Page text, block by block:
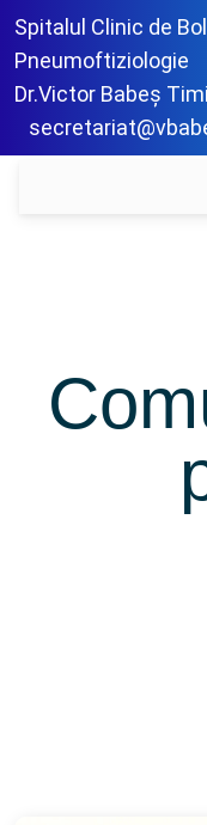
Spitalul Clinic de
Pneumoftiziologie
Dr.Victor Babeș